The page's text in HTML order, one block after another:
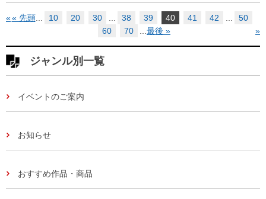
« 先頭
« ... 10 20 30 ... 38 39 40 41 42 ...
50
60
70 ... »
最後 »
ジャンル別一覧
イベントのご案内
お知らせ
おすすめ作品・商品